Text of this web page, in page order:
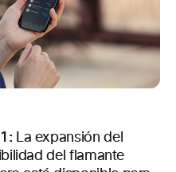
La expansión del
del flamante